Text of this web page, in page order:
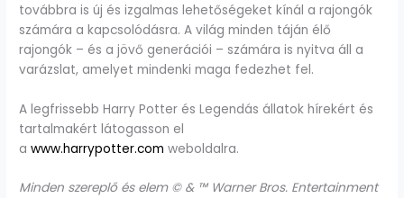
továbbra is új és izgalmas lehetőségeket kínál a rajongók
számára a kapcsolódásra. A világ minden táján élő
rajongók – és a jövő generációi – számára is nyitva áll a
varázslat, amelyet mindenki maga fedezhet fel.
A legfrissebb Harry Potter és Legendás állatok hírekért és
tartalmakért látogasson el
awww.harrypotter.com weboldalra.
Minden szereplő és elem © & ™ Warner Bros. Entertainment